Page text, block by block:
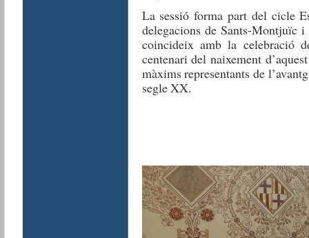
La sessió forma part del cicle
delegacions de Sants-Montjuïc
coincideix amb la celebració
centenari del naixement
màxims representants de
segle XX.